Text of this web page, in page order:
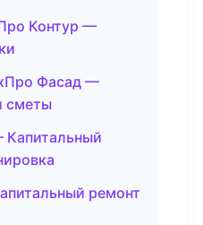
Контур —
Фасад —
сметы
ремонт